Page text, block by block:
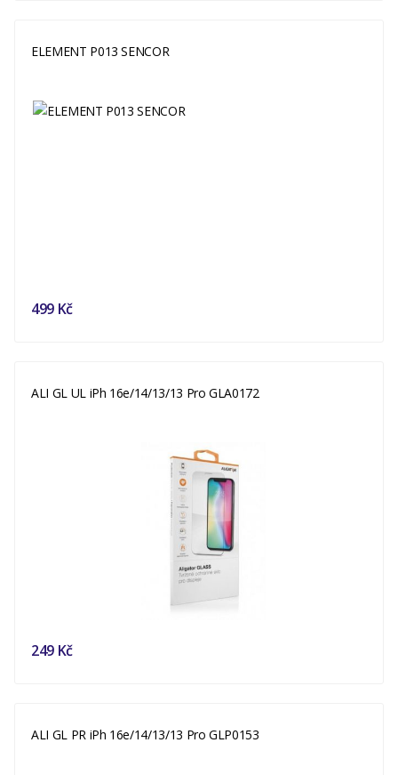
ELEMENT P013 SENCOR
499 Kč
ALI GL UL iPh 16e/14/13/13 Pro GLA0172
249 Kč
ALI GL PR iPh 16e/14/13/13 Pro GLP0153